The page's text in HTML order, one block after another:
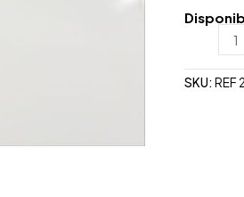
SKU: REF